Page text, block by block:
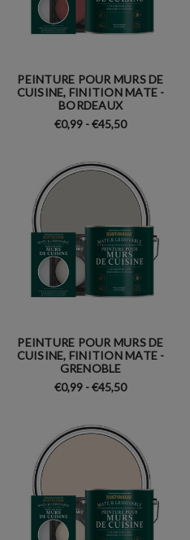
PEINTURE POUR MURS DE
CUISINE, FINITION MATE -
BORDEAUX
€0,99 - €45,50
PEINTURE POUR MURS DE
CUISINE, FINITION MATE -
GRENOBLE
€0,99 - €45,50